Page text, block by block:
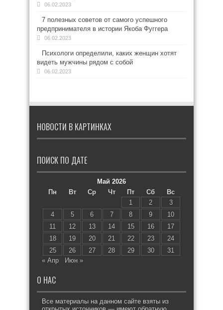
06.02.2023
7 полезных советов от самого успешного
предпринимателя в истории Якоба Фуггера
06.02.2023
Психологи определили, каких женщин хотят
видеть мужчины рядом с собой
06.02.2023
НОВОСТИ В КАРТИНКАХ
ПОИСК ПО ДАТЕ
Май 2026
Пн
Вт Ср Чт Пт Сб
Вс
1
2
3
4
5 6 7 8 9
10
11
12 13 14 15 16
17
18
19 20 21 22 23
24
25
26 27 28 29 30
31
« Апр
Июн »
О НАС
Все материалы на данном сайте взяты из